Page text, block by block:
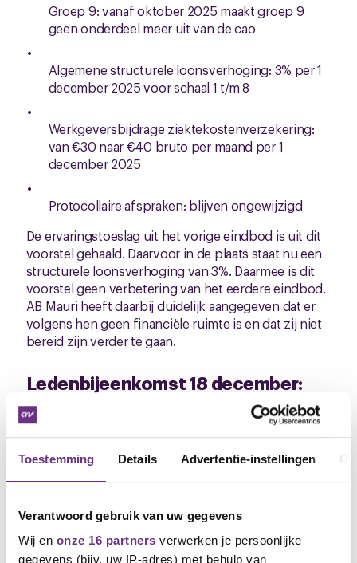
Toestemming Details Advertentie-instellingen
Verantwoord gebruik van uw gegevens
Wij en onze 16 partners verwerken je persoonlijke
gegevens (bijv. uw IP-adres) met behulp van
Groep 9: vanaf oktober 2025 maakt groep 9
geen onderdeel meer uit van de cao
Algemene structurele loonsverhoging: 3% per 1
december 2025 voor schaal 1 t/m 8
Werkgeversbijdrage ziektekostenverzekering:
van €30 naar €40 bruto per maand per 1
december 2025
Protocollaire afspraken: blijven ongewijzigd
De ervaringstoeslag uit het vorige eindbod is uit dit
voorstel gehaald. Daarvoor in de plaats staat nu een
structurele loonsverhoging van 3%. Daarmee is dit
voorstel geen verbetering van het eerdere eindbod.
AB Mauri heeft daarbij duidelijk aangegeven dat er
volgens hen geen financiële ruimte is en dat zij niet
bereid zijn verder te gaan.
Ledenbijeenkomst 18 december:
jouw stem telt!
Wij roepen jullie op om allemaal naar de
ledenbijeenkomst te komen opdonderdag 18
december om 13.00 uur.
Tijdens deze bijeenkomst
lichten wij het aangepaste eindbod toe,
leden hun stem uit over dit vernieuwde voorstel.
Het overleg met AB Mauri heeft niet geleid tot een